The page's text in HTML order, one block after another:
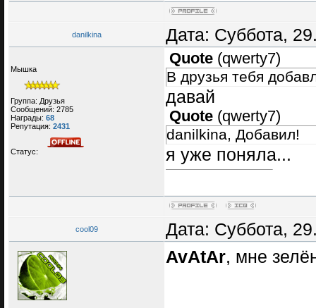
danilkina Дата: Суббота,
Мышка
Группа: Друзья
Сообщений: 2785
Награды: 68
Репутация: 2431
Статус:
Quote (qwerty7)
В друзья тебя
давай
Quote (qwerty7)
danilkina, Добавил!
я уже поняла...
cool09 Дата: Суббота,
AvAtAr, мне